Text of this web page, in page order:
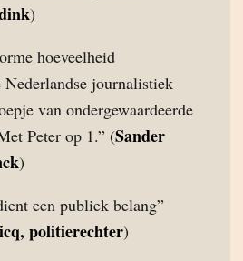
)
hoeveelheid
Nederlandse journalistiek
van ondergewaardeerde
Peter op 1.” (Sander
)
een publiek belang”
politierechter)